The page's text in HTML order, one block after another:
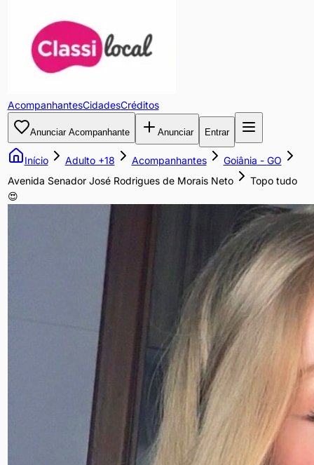
Topo
tudo
Melhor
experiência
da
vida
💦
AcompanhantesCidadesCréditos
Anunciar Acompanhante Anunciar Entrar
Início Adulto +18 Acompanhantes Goiânia - GO
Avenida Senador José Rodrigues de Morais Neto
Topo tudo
😍